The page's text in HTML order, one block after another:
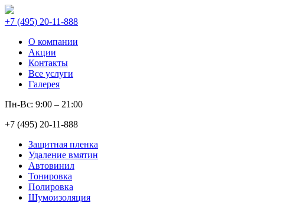
+7 (495) 20-11-888
О компании
Акции
Контакты
Все услуги
Галерея
Пн-Вс: 9:00 – 21:00
+7 (495) 20-11-888
Защитная пленка
Удаление вмятин
Автовинил
Тонировка
Полировка
Шумоизоляция